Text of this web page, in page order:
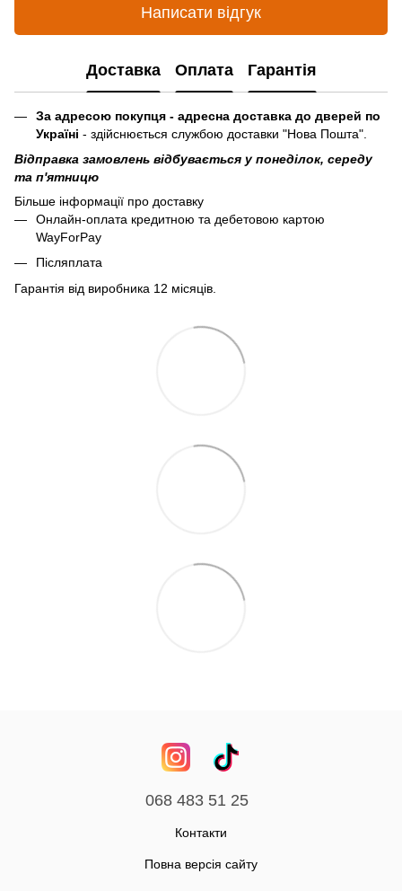
Написати відгук
Доставка Оплата Гарантія
За адресою покупця - адресна доставка до дверей по
Україні - здійснюється службою доставки "Нова Пошта".
Відправка замовлень відбувається у понеділок, середу
та п'ятницю
Більше інформації про доставку
Онлайн-оплата кредитною та дебетовою картою
WayForPay
Післяплата
Гарантія від виробника 12 місяців.
068 483 51 25
Контакти
Повна версія сайту